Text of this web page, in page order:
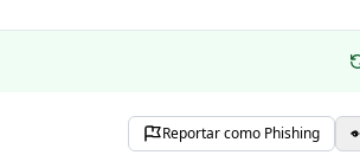
Reportar como Phishing